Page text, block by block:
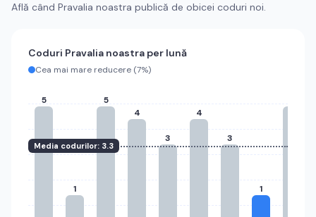
Află când Pravalia noastra publică de obicei coduri noi.
Coduri Pravalia noastra per lună
Cea mai mare reducere (7%)
Media codurilor: 3.3
5
1
5
4
3
4
3
1